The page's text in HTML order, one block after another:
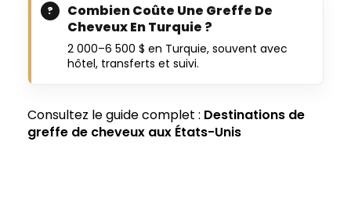
Combien Coûte Une Greffe De
Cheveux En Turquie ?
2 000–6 500 $ en Turquie, souvent avec
hôtel, transferts et suivi.
Consultez le guide complet : Destinations de
greffe de cheveux aux États-Unis